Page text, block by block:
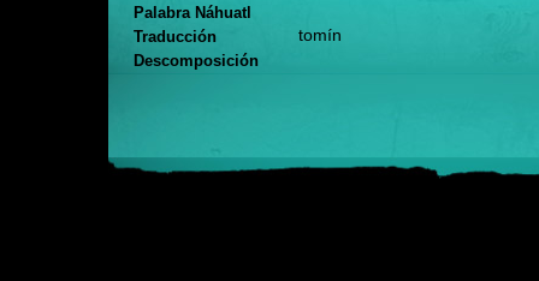
Palabra Náhuatl
Traducción
tomín
Descomposición